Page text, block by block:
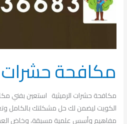
مكافحة حشرات
مكافحة حشرات الرميثية استعين بفني
الكويت ليضمن لك حل مشكلتك بالكامل
مفاهيم وأسس علمية مسبقة، وخاض العديد